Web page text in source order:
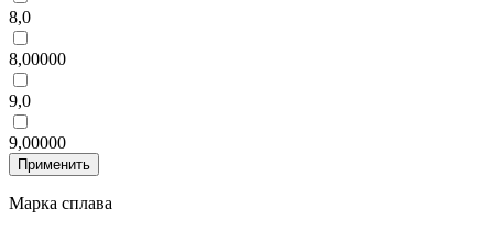
8,0
8,00000
9,0
9,00000
Марка сплава